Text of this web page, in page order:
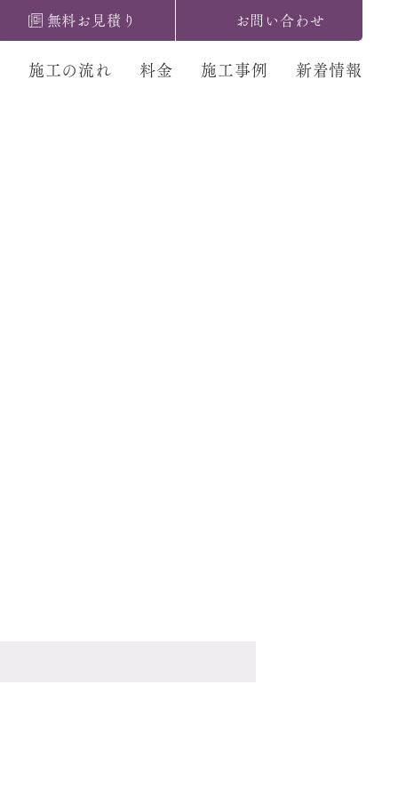
無料お見積り お問い合わせ
施工の流れ 料金 施工事例 新着情報